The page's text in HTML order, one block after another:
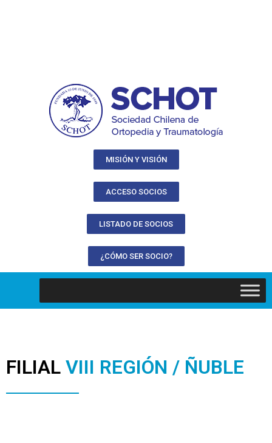
MISIÓN Y VISIÓN
ACCESO SOCIOS
LISTADO DE SOCIOS
¿CÓMO SER SOCIO?
FILIAL VIII REGIÓN / ÑUBLE